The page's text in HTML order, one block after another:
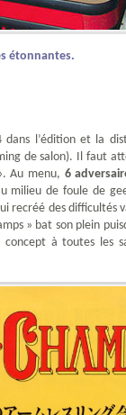
étonnantes.
dans l’édition et la
de salon). Il faut
Au menu, 6
de foule de
recréé des difficultés
» bat son plein
à toutes les